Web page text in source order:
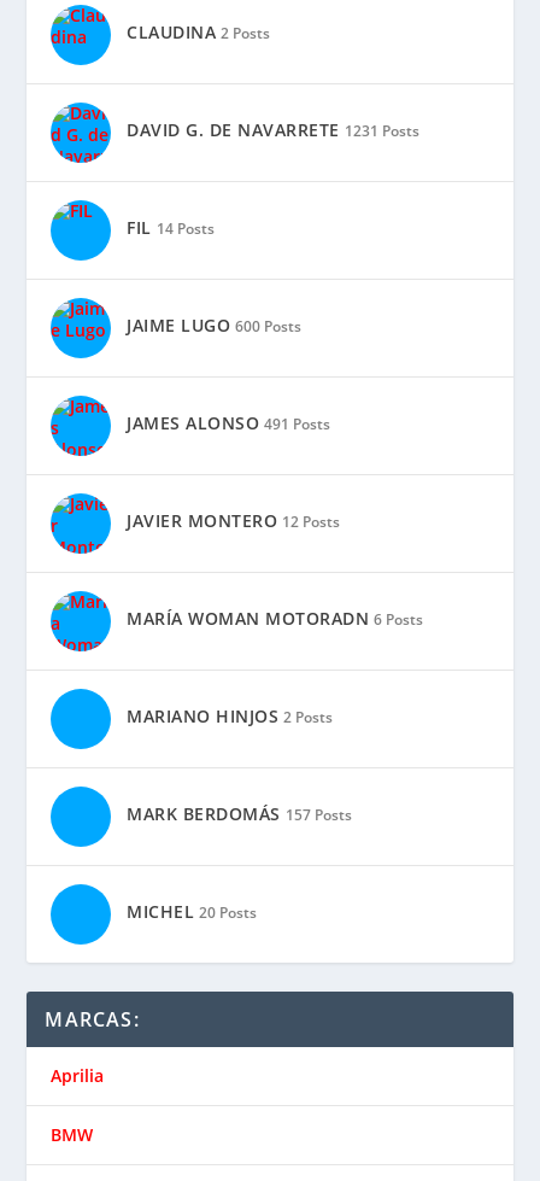
CLAUDINA 2 Posts
DAVID G. DE NAVARRETE 1231 Posts
FIL 14 Posts
JAIME LUGO 600 Posts
JAMES ALONSO 491 Posts
JAVIER MONTERO 12 Posts
MARÍA WOMAN MOTORADN 6 Posts
MARIANO HINJOS 2 Posts
MARK BERDOMÁS 157 Posts
MICHEL 20 Posts
MARCAS:
Aprilia
BMW